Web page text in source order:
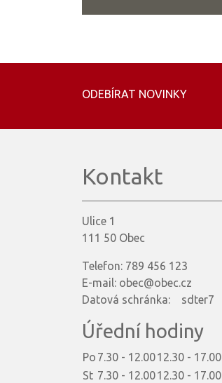
ODEBÍRAT NOVINKY
Kontakt
Ulice 1
111 50 Obec
Telefon: 789 456 123
E-mail: obec@obec.cz
Datová schránka: sdter7
Úřední hodiny
Po 7.30 - 12.0012.30 - 17.00
St 7.30 - 12.0012.30 - 17.00